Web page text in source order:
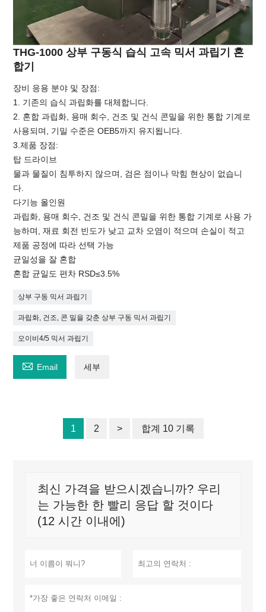
THG-1000 상부 구동식 습식 고속 믹서 과립기 혼
합기
장비 응용 분야 및 장점:
1. 기존의 습식 과립화를 대체합니다.
2. 혼합 과립화, 용매 회수, 건조 및 건식 콘밀을 위한 통합 기계로
사용되며, 기밀 수준은 OEB5까지 유지됩니다.
3.제품 장점:
탑 드라이브
물과 물질이 침투하지 않으며, 검은 점이나 막힘 현상이 없습니
다.
다기능 올인원
과립화, 용매 회수, 건조 및 건식 콘밀을 위한 통합 기계로 사용 가
능하며, 재료 회전 빈도가 낮고 교차 오염이 적으며 손실이 적고
제품 공정에 따라 선택 가능
균일성을 잘 혼합
혼합 균일도 편차 RSD≤3.5%
상부 구동 믹서 과립기
과립화, 건조, 콘 밀을 갖춘 상부 구동 믹서 과립기
오이비4/5 믹서 과립기
 Email 세부
1 2 > 합계 10 기록
최신 가격을 받으시겠습니까? 우리
는 가능한 한 빨리 응답 할 것이다
(12 시간 이내에)